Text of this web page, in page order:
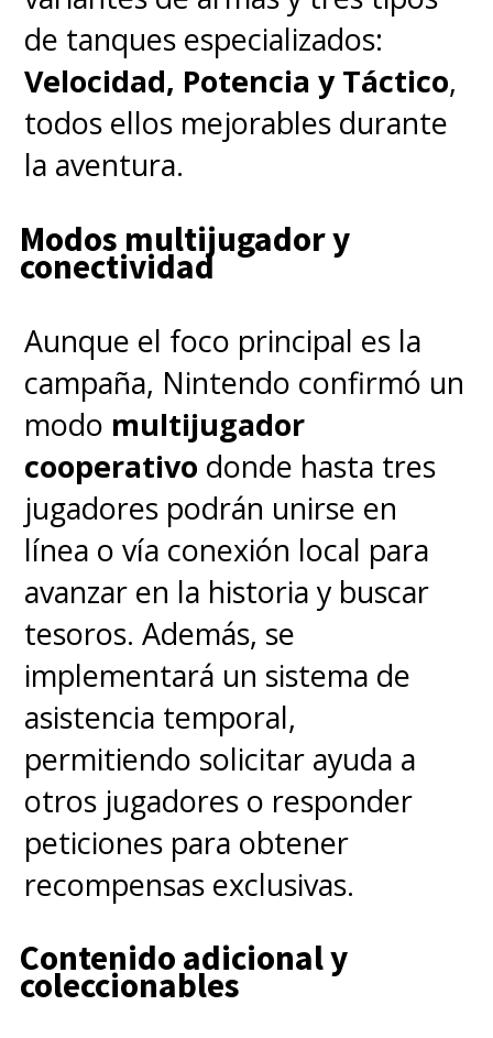
de tanques especializados:
Velocidad, Potencia y Táctico,
todos ellos mejorables durante
la aventura.
Modos multijugador y
conectividad
Aunque el foco principal es la
campaña, Nintendo confirmó un
modo multijugador
cooperativo donde hasta tres
jugadores podrán unirse en
línea o vía conexión local para
avanzar en la historia y buscar
tesoros. Además, se
implementará un sistema de
asistencia temporal,
permitiendo solicitar ayuda a
otros jugadores o responder
peticiones para obtener
recompensas exclusivas.
Contenido adicional y
coleccionables